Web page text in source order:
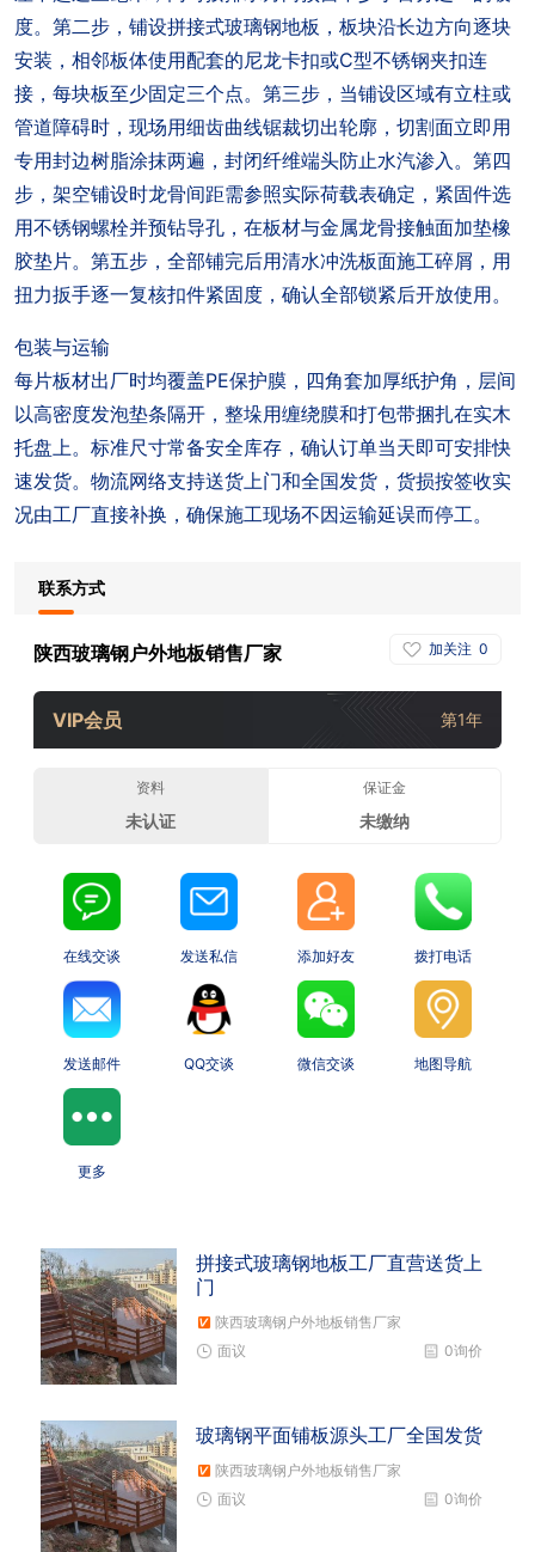
度。第二步，铺设拼接式玻璃钢地板，板块沿长边方向逐块
安装，相邻板体使用配套的尼龙卡扣或C型不锈钢夹扣连
接，每块板至少固定三个点。第三步，当铺设区域有立柱或
管道障碍时，现场用细齿曲线锯裁切出轮廓，切割面立即用
专用封边树脂涂抹两遍，封闭纤维端头防止水汽渗入。第四
步，架空铺设时龙骨间距需参照实际荷载表确定，紧固件选
用不锈钢螺栓并预钻导孔，在板材与金属龙骨接触面加垫橡
胶垫片。第五步，全部铺完后用清水冲洗板面施工碎屑，用
扭力扳手逐一复核扣件紧固度，确认全部锁紧后开放使用。
包装与运输
每片板材出厂时均覆盖PE保护膜，四角套加厚纸护角，层间
以高密度发泡垫条隔开，整垛用缠绕膜和打包带捆扎在实木
托盘上。标准尺寸常备安全库存，确认订单当天即可安排快
速发货。物流网络支持送货上门和全国发货，货损按签收实
况由工厂直接补换，确保施工现场不因运输延误而停工。
联系方式
加关注 0
陕西玻璃钢户外地板销售厂家
VIP会员 第1年
资料
未认证
保证金
未缴纳
在线交谈 发送私信 添加好友 拨打电话
发送邮件 QQ交谈 微信交谈 地图导航
更多
拼接式玻璃钢地板工厂直营送货上
门
陕西玻璃钢户外地板销售厂家
0询价
面议
玻璃钢平面铺板源头工厂全国发货
陕西玻璃钢户外地板销售厂家
0询价
面议